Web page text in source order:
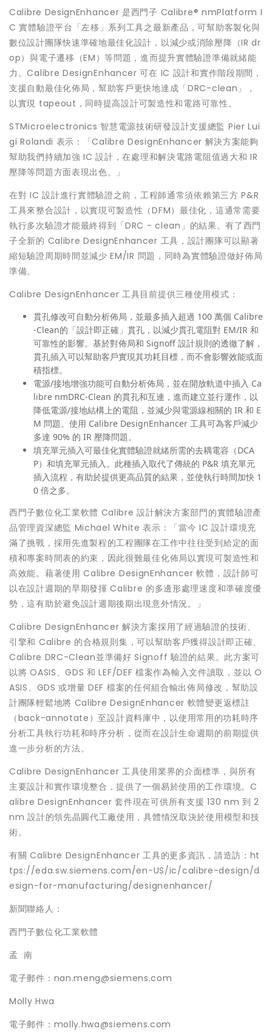
Calibre DesignEnhancer 是西門子 Calibre® nmPlatform I
C 實體驗證平台「左移」系列工具之最新產品，可幫助客製化與
數位設計團隊快速準確地最佳化設計，以減少或消除壓降（IR dr
op）與電子遷移（EM）等問題，進而提升實體驗證準備就緒能
力。Calibre DesignEnhancer 可在 IC 設計和實作階段期間，
支援自動最佳化佈局，幫助客戶更快地達成「DRC-clean」，
以實現 tapeout，同時提高設計可製造性和電路可靠性。
STMicroelectronics 智慧電源技術研發設計支援總監 Pier Lui
gi Rolandi 表示：「Calibre DesignEnhancer 解決方案能夠
幫助我們持續加強 IC 設計，在處理和解決電路電阻值過大和 IR
壓降等問題方面表現出色。」
在對 IC 設計進行實體驗證之前，工程師通常須依賴第三方 P&R
工具來整合設計，以實現可製造性（DFM）最佳化，這通常需要
執行多次驗證才能最終得到「DRC - clean」的結果。有了西門
子全新的 Calibre DesignEnhancer 工具，設計團隊可以顯著
縮短驗證周期時間並減少 EM/IR 問題，同時為實體驗證做好佈局
準備。
Calibre DesignEnhancer 工具目前提供三種使用模式：
貫孔修改可自動分析佈局，並最多插入超過 100 萬個 Calibre
-Clean的「設計即正確」貫孔，以減少貫孔電阻對 EM/IR 和
可靠性的影響。基於對佈局和 Signoff 設計規則的透徹了解，
貫孔插入可以幫助客戶實現其功耗目標，而不會影響效能或面
積指標。
電源/接地增強功能可自動分析佈局，並在開放軌道中插入 Ca
libre nmDRC-Clean 的貫孔和互連，進而建立並行運作，以
降低電源/接地結構上的電阻，並減少與電源線相關的 IR 和 E
M 問題。使用 Calibre DesignEnhancer 工具可為客戶減少
多達 90% 的 IR 壓降問題。
填充單元插入可最佳化實體驗證就緒所需的去耦電容（DCA
P）和填充單元插入。此種插入取代了傳統的 P&R 填充單元
插入流程，有助於提供更高品質的結果，並使執行時間加快 1
0 倍之多。
西門子數位化工業軟體 Calibre 設計解決方案部門的實體驗證產
品管理資深總監 Michael White 表示：「當今 IC 設計環境充
滿了挑戰，採用先進製程的工程團隊在工作中往往受到給定的面
積和專案時間表的約束，因此很難最佳化佈局以實現可製造性和
高效能。藉著使用 Calibre DesignEnhancer 軟體，設計師可
以在設計週期的早期發揮 Calibre 的多邊形處理速度和準確度優
勢，這有助於避免設計週期後期出現意外情況。」
Calibre DesignEnhancer 解決方案採用了經過驗證的技術、
引擎和 Calibre 的合格規則集，可以幫助客戶獲得設計即正確、
Calibre DRC-Clean並準備好 Signoff 驗證的結果。此方案可
以將 OASIS、GDS 和 LEF/DEF 檔案作為輸入文件讀取，並以 O
ASIS、GDS 或增量 DEF 檔案的任何組合輸出佈局修改，幫助設
計團隊輕鬆地將 Calibre DesignEnhancer 軟體變更返標註
（back-annotate）至設計資料庫中，以使用常用的功耗時序
分析工具執行功耗和時序分析，從而在設計生命週期的前期提供
進一步分析的方法。
Calibre DesignEnhancer 工具使用業界的介面標準，與所有
主要設計和實作環境整合，提供了一個易於使用的工作環境。C
alibre DesignEnhancer 套件現在可供所有支援 130 nm 到 2
nm 設計的領先晶圓代工廠使用，具體情況取決於使用模型和技
術。
有關 Calibre DesignEnhancer 工具的更多資訊，請造訪：ht
tps://eda.sw.siemens.com/en-US/ic/calibre-design/d
esign-for-manufacturing/designenhancer/
新聞聯絡人：
西門子數位化工業軟體
孟 南
電子郵件：nan.meng@siemens.com
Molly Hwa
電子郵件：molly.hwa@siemens.com